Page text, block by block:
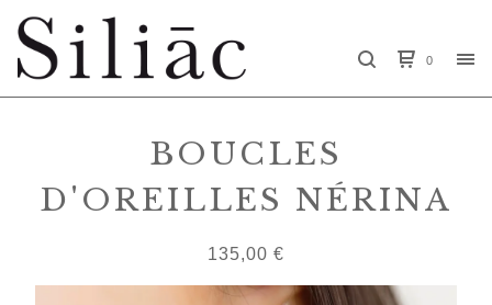
0
BOUCLES
D'OREILLES NÉRINA
135,00 €